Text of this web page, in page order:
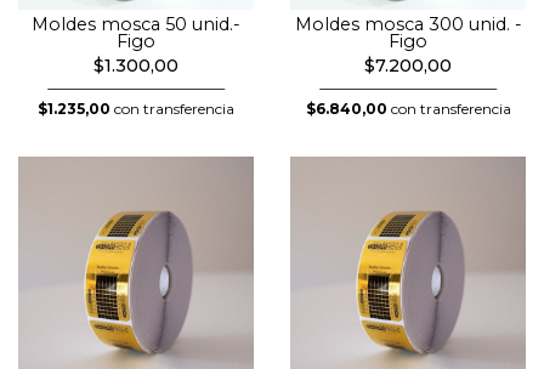
Moldes mosca 50 unid.-
Figo
$1.300,00
$1.235,00 con transferencia
Moldes mosca 300 unid. -
Figo
$7.200,00
$6.840,00 con transferencia